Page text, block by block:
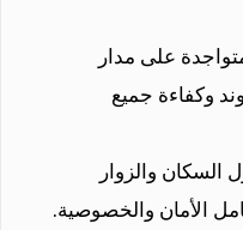
على مدار
وكفاءة جميع
والزوار
الأمان والخصوصية.